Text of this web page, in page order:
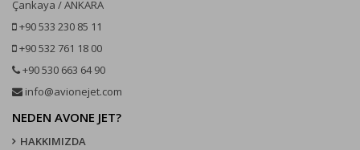
Çankaya / ANKARA
+90 533 230 85 11
+90 532 761 18 00
+90 530 663 64 90
info@avionejet.com
NEDEN AVONE JET?
HAKKIMIZDA